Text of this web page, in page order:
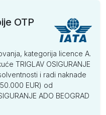
OTP
kategorija licence A.
TRIGLAV OSIGURANJE
i radi naknade
EUR) od
ADO BEOGRAD